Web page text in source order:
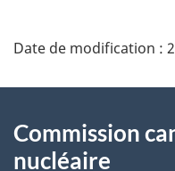
é
a
Date de modification :
propos
Commission
nucléaire